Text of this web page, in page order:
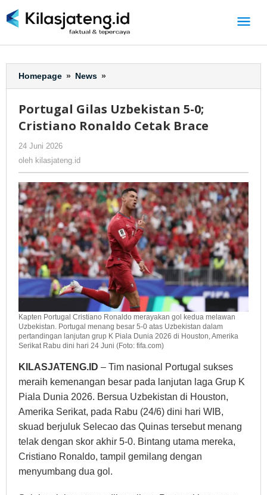
ke
Homepage » News »
Gilas
5-
0;
Brace
Portugal Gilas Uzbekistan 5-0;
Cristiano Ronaldo Cetak Brace
24 Juni 2026
kilasjateng.id
oleh kilasjateng.id
Kapten Portugal Cristiano Ronaldo merayakan gol kedua melawan
Uzbekistan. Portugal menang besar 5-0 atas Uzbekistan dalam
pertandingan lanjutan grup K Piala Dunia 2026 di Houston, Amerika
Serikat Rabu dini hari 24 Juni (Foto: fifa.com)
KILASJATENG.ID – Tim nasional Portugal sukses
meraih kemenangan besar pada lanjutan laga Grup K
Piala Dunia 2026. Bersua Uzbekistan di Houston,
Amerika Serikat, pada Rabu (24/6) dini hari WIB,
skuad berjuluk Selecao das Quinas tersebut menang
telak dengan skor akhir 5-0. Bintang utama mereka,
Cristiano Ronaldo, tampil gemilang dengan
menyumbang dua gol.